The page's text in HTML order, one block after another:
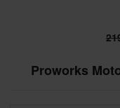
Proworks